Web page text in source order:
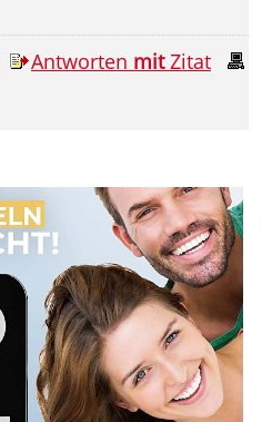
Antworten mitZitat